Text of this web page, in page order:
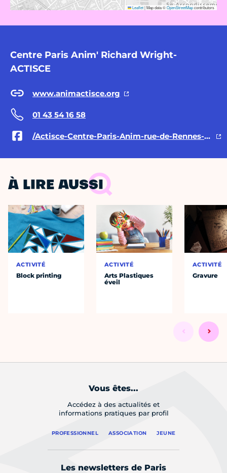
Leaflet|Map data ©OpenStreetMapcontributors
Centre Paris Anim' Richard Wright-
ACTISCE
www.animactisce.org
01 43 54 16 58
/Actisce-Centre-Paris-Anim-rue-de-Rennes-190214624336980/
À LIRE AUSSI
ACTIVITÉ
Block printing
ACTIVITÉ
Arts Plastiques
éveil
ACTIVITÉ
Gravure
Vous êtes...
Accédez à des actualités et
informations pratiques par profil
PROFESSIONNEL ASSOCIATION JEUNE
Les newsletters de Paris